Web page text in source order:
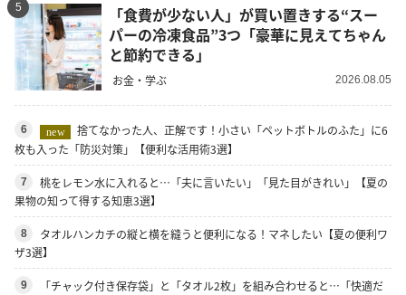
5
「食費が少ない人」が買い置きする“スー
パーの冷凍食品”3つ「豪華に見えてちゃん
と節約できる」
お金・学ぶ 2026.08.05
6 new
捨てなかった人、正解です！小さい「ペットボトルのふた」に6
枚も入った「防災対策」【便利な活用術3選】
7
桃をレモン水に入れると…「夫に言いたい」「見た目がきれい」【夏の
果物の知って得する知恵3選】
8
タオルハンカチの縦と横を縫うと便利になる！マネしたい【夏の便利ワ
ザ3選】
9
「チャック付き保存袋」と「タオル2枚」を組み合わせると…「快適だ